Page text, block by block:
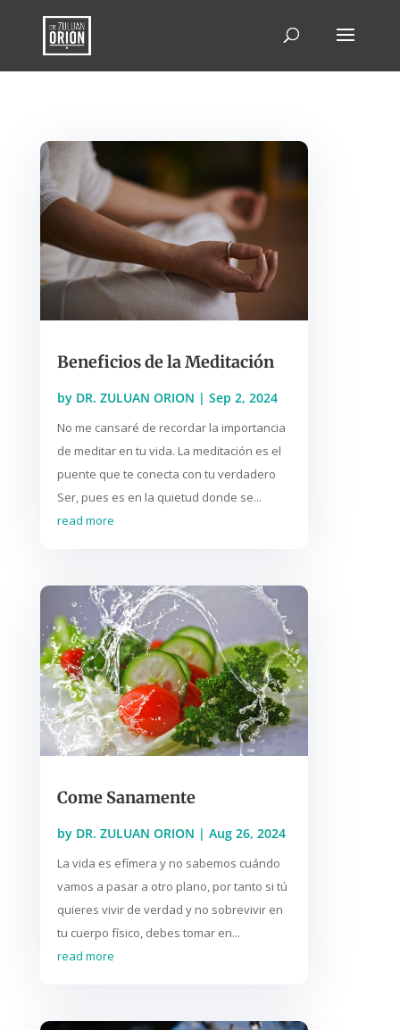
Beneficios de la Meditación
by DR. ZULUAN ORION | Sep 2, 2024
No me cansaré de recordar la importancia
de meditar en tu vida. La meditación es el
puente que te conecta con tu verdadero
Ser, pues es en la quietud donde se...
read more
Come Sanamente
by DR. ZULUAN ORION | Aug 26, 2024
La vida es efímera y no sabemos cuándo
vamos a pasar a otro plano, por tanto si tú
quieres vivir de verdad y no sobrevivir en
tu cuerpo físico, debes tomar en...
read more